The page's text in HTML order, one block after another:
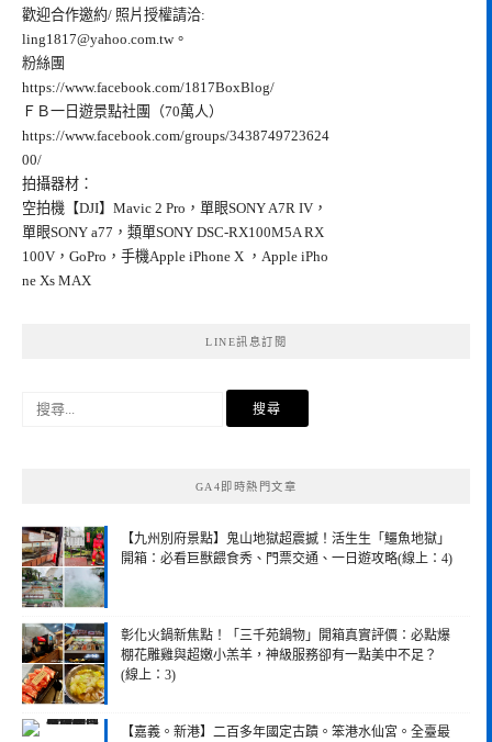
歡迎合作邀約/ 照片授權請洽:
ling1817@yahoo.com.tw。
粉絲團
https://www.facebook.com/1817BoxBlog/
ＦＢ一日遊景點社團（70萬人）
https://www.facebook.com/groups/3438749723624
00/
拍攝器材：
空拍機【DJI】Mavic 2 Pro，單眼SONY A7R IV，
單眼SONY a77，類單SONY DSC-RX100M5A RX
100V，GoPro，手機Apple iPhone X ，Apple iPho
ne Xs MAX
LINE訊息訂閱
GA4即時熱門文章
【九州別府景點】鬼山地獄超震撼！活生生「鱷魚地獄」
開箱：必看巨獸餵食秀、門票交通、一日遊攻略(線上：4)
彰化火鍋新焦點！「三千苑鍋物」開箱真實評價：必點爆
棚花雕雞與超嫩小羔羊，神級服務卻有一點美中不足？
(線上：3)
【嘉義。新港】二百多年國定古蹟。笨港水仙宮。全臺最